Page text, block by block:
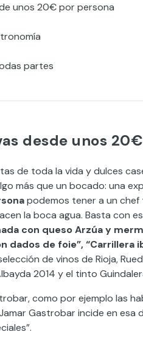
unos 20€ por persona
partes
desde unos
de toda la vida y dulces
más que un bocado: una
podemos tener a un
la boca agua. Basta con
con queso Arzúa y
dados de foie”, “Carrillera
de vinos de Rioja,
2014 y el tinto
como por ejemplo las
Gastrobar incide en